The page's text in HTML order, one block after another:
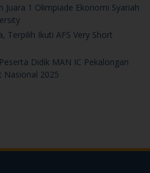
Juara 1 Olimpiade Ekonomi Syariah
Terpilih Ikuti AFS Very Short
Didik MAN IC Pekalongan
Nasional 2025